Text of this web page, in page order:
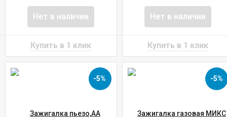
Нет в наличии Нет в наличии
-5% -5%